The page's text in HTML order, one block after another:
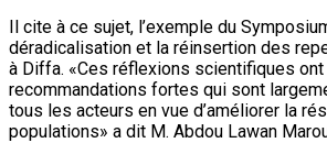
Il cite à ce sujet, l’exemple du
déradicalisation et la réinsertion des
à Diffa. «Ces réflexions scientifiques
recommandations fortes qui sont
tous les acteurs en vue d’améliorer la
populations» a dit M. Abdou Lawan